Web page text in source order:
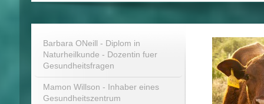
Barbara ONeill - Diplom in
Naturheilkunde - Dozentin fuer
Gesundheitsfragen
Mamon Willson - Inhaber eines
Gesundheitszentrum